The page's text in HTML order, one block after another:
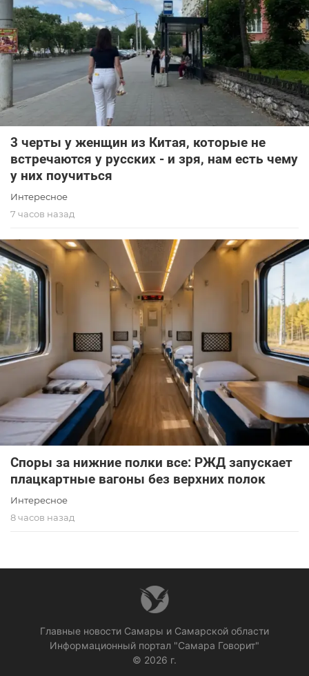
3 черты у женщин из Китая, которые не
встречаются у русских - и зря, нам есть чему
у них поучиться
Интересное
7 часов назад
Споры за нижние полки все: РЖД запускает
плацкартные вагоны без верхних полок
Интересное
8 часов назад
Главные новости Самары и Самарской области
Информационный портал "Самара Говорит"
© 2026 г.